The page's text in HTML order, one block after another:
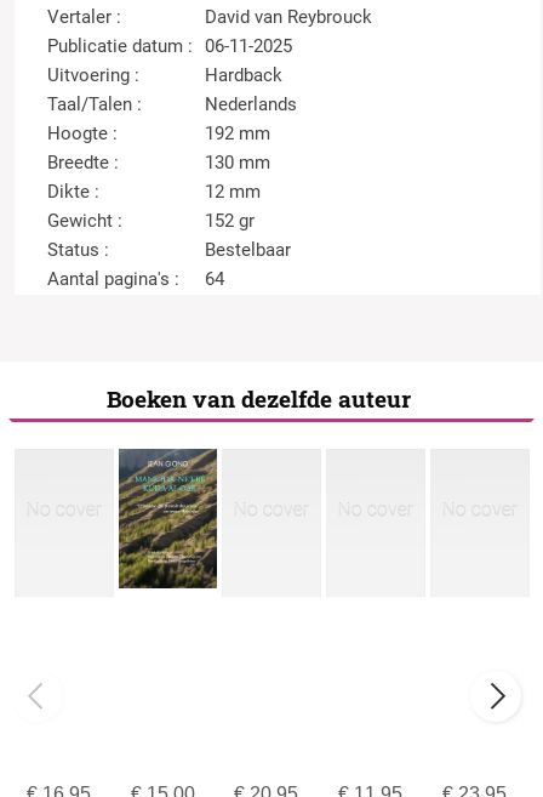
Vertaler :
David van Reybrouck
Publicatie datum :
06-11-2025
Uitvoering :
Hardback
Taal/Talen :
Nederlands
Hoogte :
192 mm
Breedte :
130 mm
Dikte :
12 mm
Gewicht :
152 gr
Status :
Bestelbaar
Aantal pagina's :
64
Boeken van dezelfde auteur